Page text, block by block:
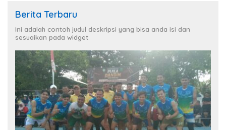
Berita Terbaru
Ini adalah contoh judul deskripsi yang bisa anda isi dan
sesuaikan pada widget